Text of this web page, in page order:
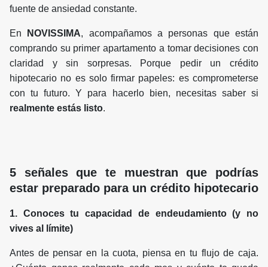
fuente de ansiedad constante.
En NOVISSIMA, acompañamos a personas que están
comprando su primer apartamento a tomar decisiones con
claridad y sin sorpresas. Porque pedir un crédito
hipotecario no es solo firmar papeles: es comprometerse
con tu futuro. Y para hacerlo bien, necesitas saber si
realmente estás listo.
5 señales que te muestran que podrías
estar preparado para un crédito hipotecario
1. Conoces tu capacidad de endeudamiento (y no
vives al límite)
Antes de pensar en la cuota, piensa en tu flujo de caja.